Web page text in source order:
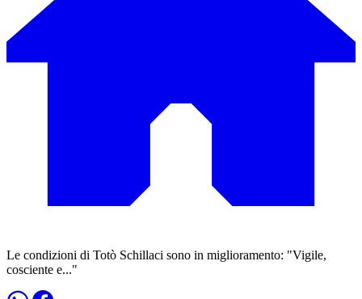
Le condizioni di Totò Schillaci sono in miglioramento: "Vigile,
cosciente e..."